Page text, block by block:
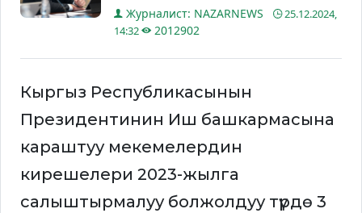
кирешеси 4,5 эсеге өстү
Журналист: NAZARNEWS
25.12.2024,
14:32
2012902
Кыргыз Республикасынын
Президентинин Иш башкармасына
караштуу мекемелердин
кирешелери 2023-жылга
салыштырмалуу болжолдуу түрдө 3